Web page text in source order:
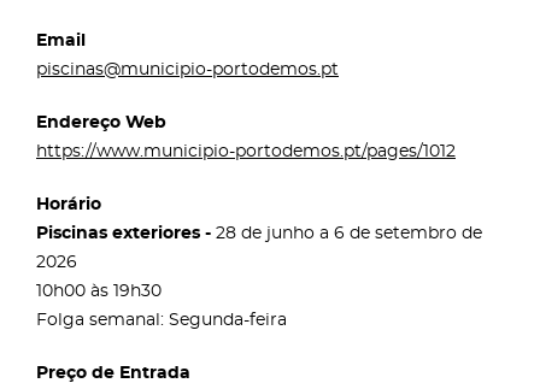
Email
piscinas@municipio-portodemos.pt
Endereço Web
https://www.municipio-portodemos.pt/pages/1012
Horário
Piscinas exteriores - 28 de junho a 6 de setembro de
2026
10h00 às 19h30
Folga semanal: Segunda-feira
Preço de Entrada